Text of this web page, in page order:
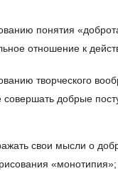
понятия
отношение к
творческого
совершать добрые
свои мысли о
«монотипия»;